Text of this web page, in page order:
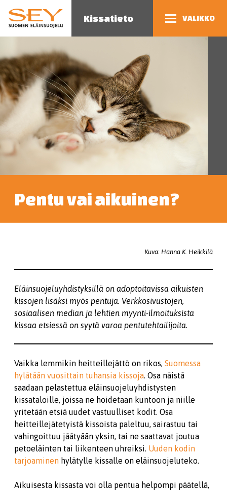
Kissatieto VALIKKO
Pentu vai aikuinen?
Kuva: Hanna K. Heikkilä
Eläinsuojeluyhdistyksillä on adoptoitavissa aikuisten
kissojen lisäksi myös pentuja. Verkkosivustojen,
sosiaalisen median ja lehtien myynti-ilmoituksista
kissaa etsiessä on syytä varoa pentutehtailijoita.
Vaikka lemmikin heitteillejättö on rikos, Suomessa
hylätään vuosittain tuhansia kissoja. Osa näistä
saadaan pelastettua eläinsuojeluyhdistysten
kissataloille, joissa ne hoidetaan kuntoon ja niille
yritetään etsiä uudet vastuulliset kodit. Osa
heitteillejätetyistä kissoista paleltuu, sairastuu tai
vahingoittuu jäätyään yksin, tai ne saattavat joutua
petoeläinten tai liikenteen uhreiksi. Uuden kodin
tarjoaminen hylätylle kissalle on eläinsuojeluteko.
Aikuisesta kissasta voi olla pentua helpompi päätellä,